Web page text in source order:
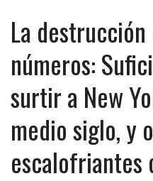
La
números:
surtir a New
medio siglo, y
escalofriantes